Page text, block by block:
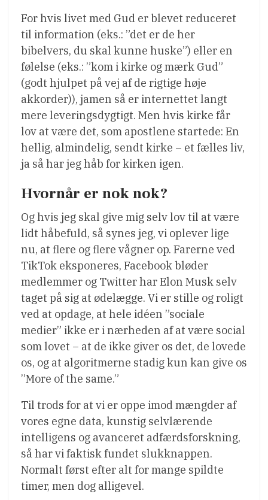
For hvis livet med Gud er blevet reduceret
til information (eks.: ”det er de her
bibelvers, du skal kunne huske”) eller en
følelse (eks.: ”kom i kirke og mærk Gud”
(godt hjulpet på vej af de rigtige høje
akkorder)), jamen så er internettet langt
mere leveringsdygtigt. Men hvis kirke får
lov at være det, som apostlene startede: En
hellig, almindelig, sendt kirke – et fælles liv,
ja så har jeg håb for kirken igen.
Hvornår er nok nok?
Og hvis jeg skal give mig selv lov til at være
lidt håbefuld, så synes jeg, vi oplever lige
nu, at flere og flere vågner op. Farerne ved
TikTok eksponeres, Facebook bløder
medlemmer og Twitter har Elon Musk selv
taget på sig at ødelægge. Vi er stille og roligt
ved at opdage, at hele idéen ”sociale
medier” ikke er i nærheden af at være social
som lovet – at de ikke giver os det, de lovede
os, og at algoritmerne stadig kun kan give os
”More of the same.”
Til trods for at vi er oppe imod mængder af
vores egne data, kunstig selvlærende
intelligens og avanceret adfærdsforskning,
så har vi faktisk fundet slukknappen.
Normalt først efter alt for mange spildte
timer, men dog alligevel.